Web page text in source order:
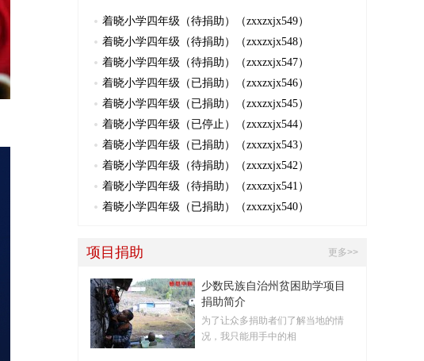
着晓小学四年级（待捐助）（zxxzxjx549）
着晓小学四年级（待捐助）（zxxzxjx548）
着晓小学四年级（待捐助）（zxxzxjx547）
着晓小学四年级（已捐助）（zxxzxjx546）
着晓小学四年级（已捐助）（zxxzxjx545）
着晓小学四年级（已停止）（zxxzxjx544）
着晓小学四年级（已捐助）（zxxzxjx543）
着晓小学四年级（待捐助）（zxxzxjx542）
着晓小学四年级（待捐助）（zxxzxjx541）
着晓小学四年级（已捐助）（zxxzxjx540）
更多>>
项目捐助
少数民族自治州贫困助学项目
捐助简介
为了让众多捐助者们了解当地的情
况，我只能用手中的相